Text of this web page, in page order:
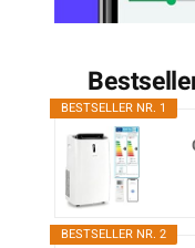
BESTSELLER NR. 1
BESTSELLER NR. 2